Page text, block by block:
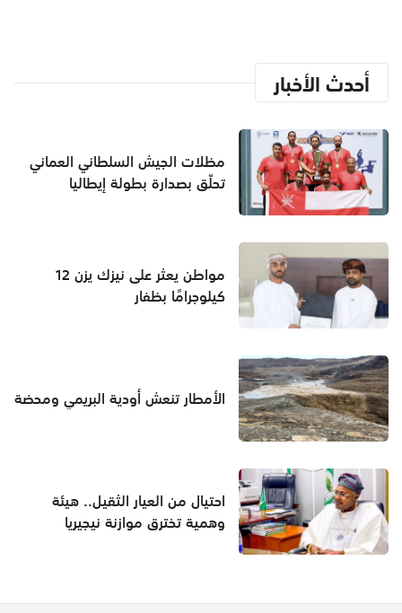
أحدث الأخبار
مظلات الجيش السلطاني العماني
تحلّق بصدارة بطولة إيطاليا
مواطن يعثر على نيزك يزن 12
كيلوجرامًا بظفار
الأمطار تنعش أودية البريمي ومحضة
احتيال من العيار الثقيل.. هيئة
وهمية تخترق موازنة نيجيريا